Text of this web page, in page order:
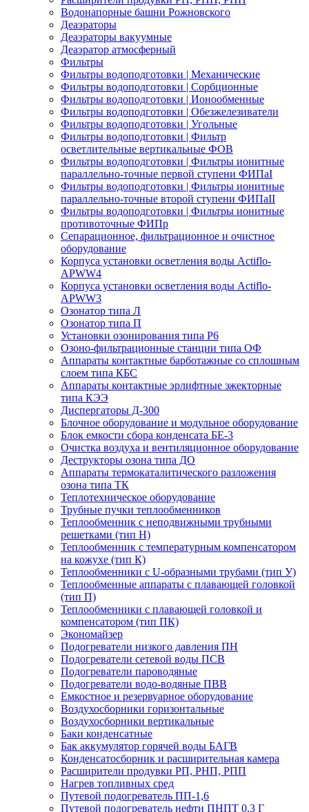
Водонапорные башни Рожновского
Деаэраторы
Деаэраторы вакуумные
Деаэратор атмосферный
Фильтры
Фильтры водоподготовки | Механические
Фильтры водоподготовки | Сорбционные
Фильтры водоподготовки | Ионообменные
Фильтры водоподготовки | Обезжелезиватели
Фильтры водоподготовки | Угольные
Фильтры водоподготовки | Фильтр
осветлительные вертикальные ФОВ
Фильтры водоподготовки | Фильтры ионитные
параллельно-точные первой ступени ФИПаI
Фильтры водоподготовки | Фильтры ионитные
параллельно-точные второй ступени ФИПаII
Фильтры водоподготовки | Фильтры ионитные
противоточные ФИПр
Сепарационное, фильтрационное и очистное
оборудование
Корпуса установки осветления воды Actiflo-
APWW4
Корпуса установки осветления воды Actiflo-
APWW3
Озонатор типа Л
Озонатор типа П
Установки озонирования типа Р6
Озоно-фильтрационные станции типа ОФ
Аппараты контактные барботажные со сплошным
слоем типа КБС
Аппараты контактные эрлифтные эжекторные
типа КЭЭ
Диспергаторы Д-300
Блочное оборудование и модульное оборудование
Блок емкости сбора конденсата БЕ-3
Очистка воздуха и вентиляционное оборудование
Деструкторы озона типа ДО
Аппараты термокаталитического разложения
озона типа ТК
Теплотехническое оборудование
Трубные пучки теплообменников
Теплообменник с неподвижными трубными
решетками (тип Н)
Теплообменник с температурным компенсатором
на кожухе (тип К)
Теплообменники с U-образными трубами (тип У)
Теплообменные аппараты с плавающей головкой
(тип П)
Теплообменники с плавающей головкой и
компенсатором (тип ПК)
Экономайзер
Подогреватели низкого давления ПН
Подогреватели сетевой воды ПСВ
Подогреватели пароводяные
Подогреватели водо-водяные ПВВ
Емкостное и резервуарное оборудование
Воздухосборники горизонтальные
Воздухосборники вертикальные
Баки конденсатные
Бак аккумулятор горячей воды БАГВ
Конденсатосборник и расширительная камера
Расширители продувки РП, РНП, РПП
Нагрев топливных сред
Путевой подогреватель ПП-1,6
Путевой подогреватель нефти ПНПТ 0,3 Г